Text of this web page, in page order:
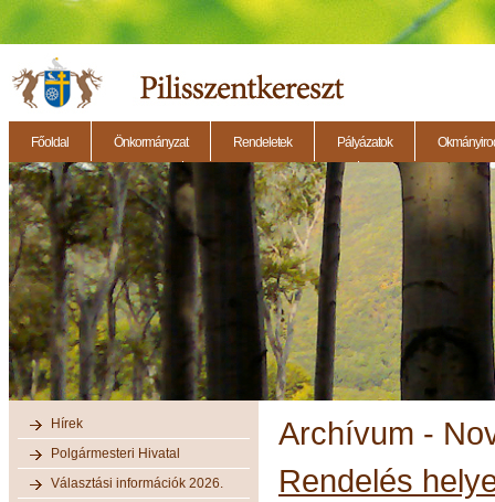
Főoldal Önkormányzat Rendeletek Pályázatok
2014.11.27. - Testületi ülés 2014.12.28. - Testületi ülés 2014.11.13. - Testületi
Hírek
Polgármesteri Hivatal
Választási információk 2026.
Archívum -
Rendelés